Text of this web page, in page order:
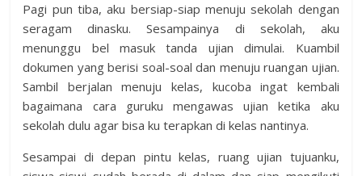
Pagi pun tiba, aku bersiap-siap menuju sekolah dengan
seragam dinasku. Sesampainya di sekolah, aku
menunggu bel masuk tanda ujian dimulai. Kuambil
dokumen yang berisi soal-soal dan menuju ruangan ujian.
Sambil berjalan menuju kelas, kucoba ingat kembali
bagaimana cara guruku mengawas ujian ketika aku
sekolah dulu agar bisa ku terapkan di kelas nantinya.
Sesampai di depan pintu kelas, ruang ujian tujuanku,